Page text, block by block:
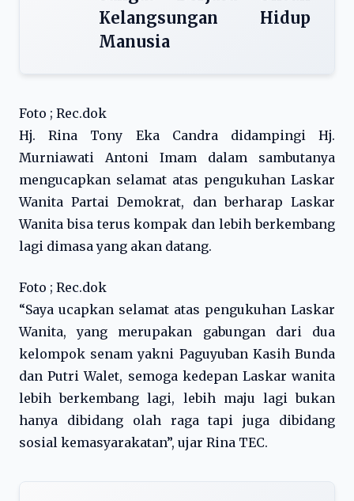
Kelangsungan Hidup
Manusia
Foto ; Rec.dok
Hj. Rina Tony Eka Candra didampingi Hj.
Murniawati Antoni Imam dalam sambutanya
mengucapkan selamat atas pengukuhan Laskar
Wanita Partai Demokrat, dan berharap Laskar
Wanita bisa terus kompak dan lebih berkembang
lagi dimasa yang akan datang.
Foto ; Rec.dok
“Saya ucapkan selamat atas pengukuhan Laskar
Wanita, yang merupakan gabungan dari dua
kelompok senam yakni Paguyuban Kasih Bunda
dan Putri Walet, semoga kedepan Laskar wanita
lebih berkembang lagi, lebih maju lagi bukan
hanya dibidang olah raga tapi juga dibidang
sosial kemasyarakatan”, ujar Rina TEC.